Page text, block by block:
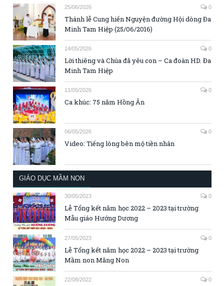
25/06/2026 0
Thánh lễ Cung hiến Nguyện đường Hội dòng Đa
Minh Tam Hiệp (25/06/2016)
14/05/2026 0
Lời thiêng và Chúa đã yêu con – Ca đoàn HD. Đa
Minh Tam Hiệp
11/05/2026 0
Ca khúc: 75 năm Hồng Ân
06/05/2026 0
Video: Tiếng lòng bên mộ tiền nhân
GIÁO DỤC MẦM NON
30/05/2023 0
Lễ Tổng kết năm học 2022 – 2023 tại trường
Mẫu giáo Hướng Dương
27/05/2023 0
Lễ Tổng kết năm học 2022 – 2023 tại trường
Mầm non Măng Non
22/08/2022 0